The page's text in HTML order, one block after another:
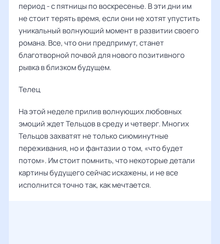
период - с пятницы по воскресенье. В эти дни им
не стоит терять время, если они не хотят упустить
уникальный волнующий момент в развитии своего
романа. Все, что они предпримут, станет
благотворной почвой для нового позитивного
рывка в близком будущем.
Телец
На этой неделе прилив волнующих любовных
эмоций ждет Тельцов в среду и четверг. Многих
Тельцов захватят не только сиюминутные
переживания, но и фантазии о том, «что будет
потом». Им стоит помнить, что некоторые детали
картины будущего сейчас искажены, и не все
исполнится точно так, как мечтается.